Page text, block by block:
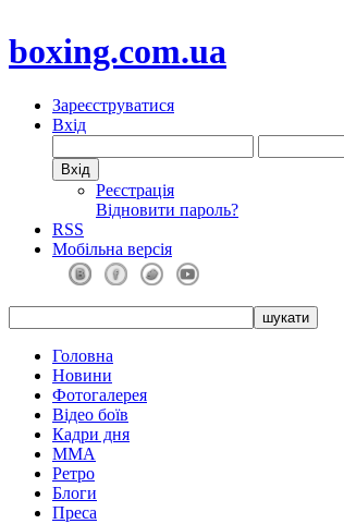
boxing.com.ua
Зареєструватися
Вхід
Реєстрація
Відновити пароль?
RSS
Мобільна версія
Головна
Новини
Фотогалерея
Відео боїв
Кадри дня
ММА
Ретро
Блоги
Преса